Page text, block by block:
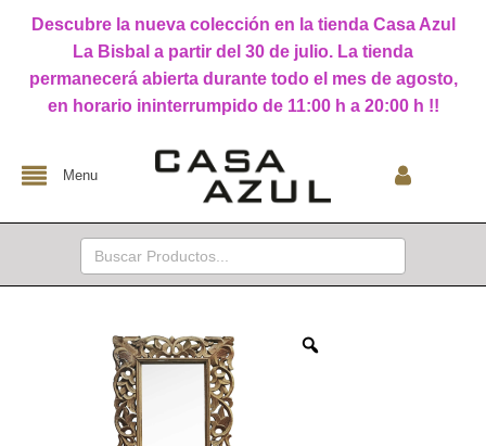
Descubre la nueva colección en la tienda Casa Azul
La Bisbal a partir del 30 de julio. La tienda
permanecerá abierta durante todo el mes de agosto,
en horario ininterrumpido de 11:00 h a 20:00 h !!
Menu
Buscar: